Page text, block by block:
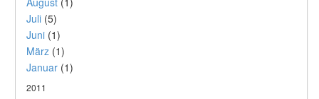
Juli (5)
Juni (1)
März (1)
Januar (1)
2011